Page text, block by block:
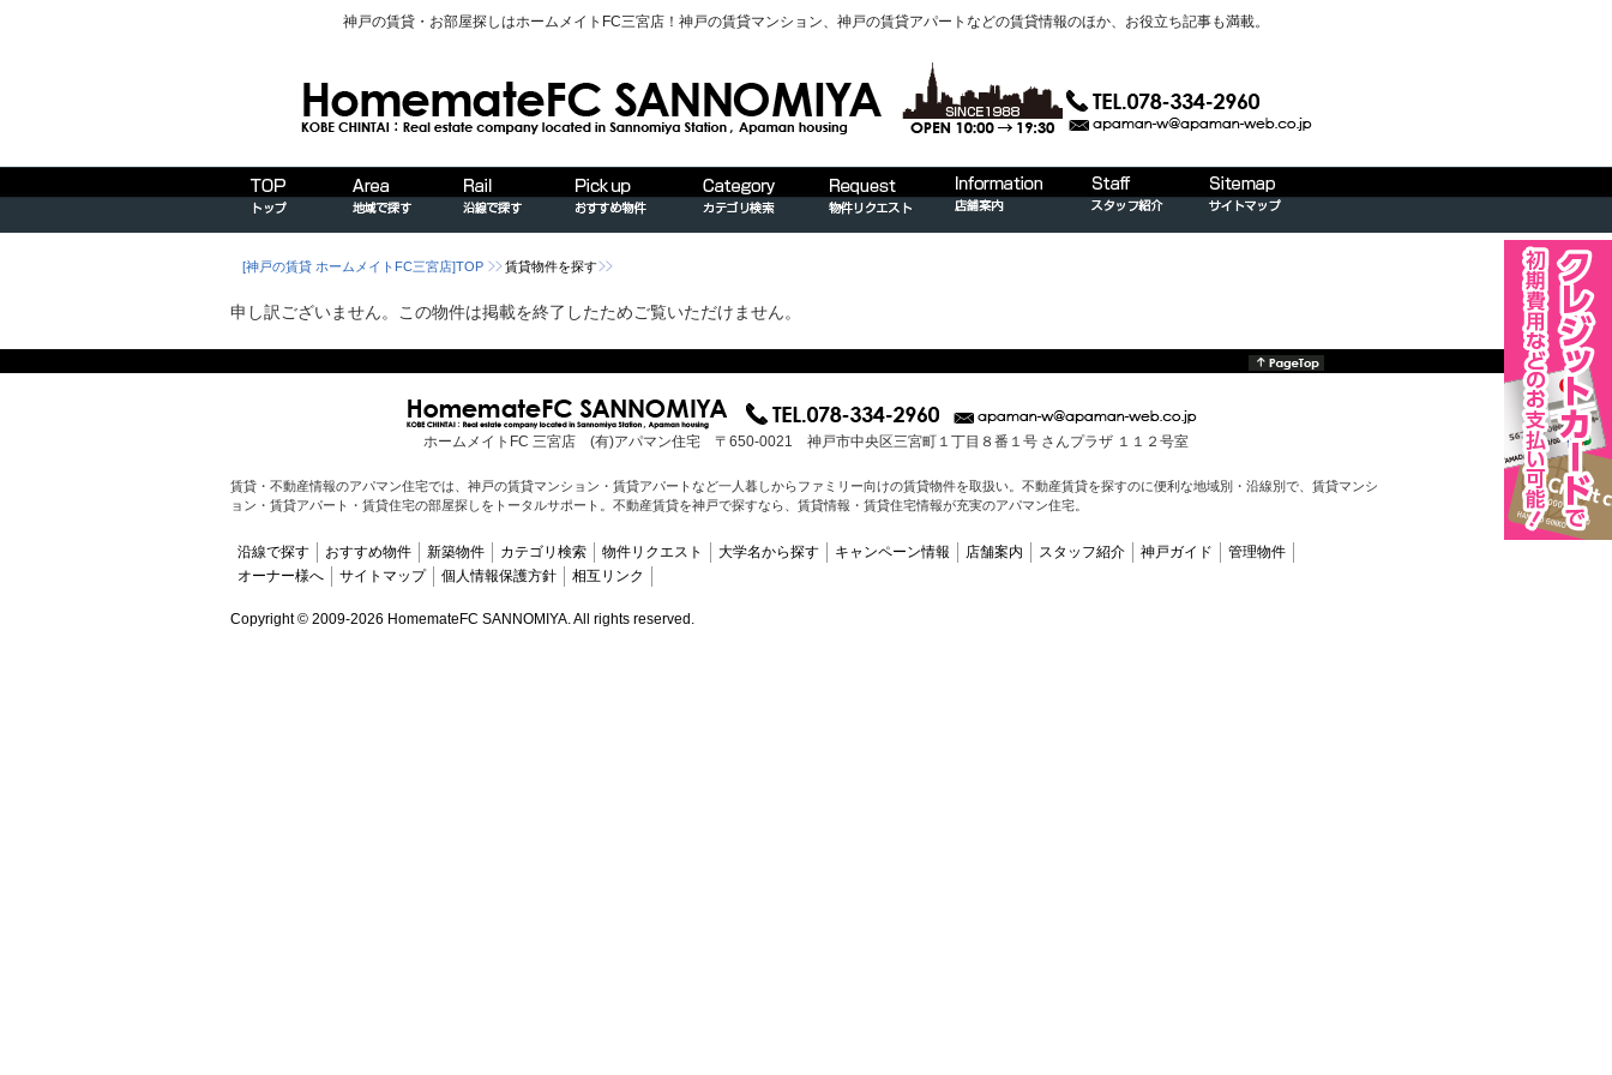
神戸の賃貸・お部屋探しはホームメイトFC三宮店！神戸の賃貸マンション、神戸の賃貸アパートなどの賃貸情報のほか、お役立ち記事も満載。
[神戸の賃貸 ホームメイトFC三宮店]TOP 賃貸物件を探す
申し訳ございません。この物件は掲載を終了したためご覧いただけません。
ホームメイトFC 三宮店 (有)アパマン住宅 〒650-0021 神戸市中央区三宮町１丁目８番１号 さんプラザ １１２号室
賃貸・不動産情報のアパマン住宅では、神戸の賃貸マンション・賃貸アパートなど一人暮しからファミリー向けの賃貸物件を取扱い。不動産賃貸を探すのに便利な地域別・沿線別で、賃貸マンシ
ョン・賃貸アパート・賃貸住宅の部屋探しをトータルサポート。不動産賃貸を神戸で探すなら、賃貸情報・賃貸住宅情報が充実のアパマン住宅。
沿線で探す おすすめ物件 新築物件 カテゴリ検索 物件リクエスト 大学名から探す キャンペーン情報 店舗案内 スタッフ紹介 神戸ガイド
管理物件
オーナー様へ
サイトマップ 個人情報保護方針 相互リンク
Copyright © 2009-2026 HomemateFC SANNOMIYA. All rights reserved.